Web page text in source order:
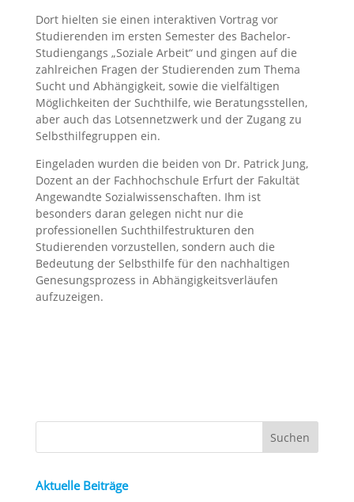
Dort hielten sie einen interaktiven Vortrag vor
Studierenden im ersten Semester des Bachelor-
Studiengangs „Soziale Arbeit“ und gingen auf die
zahlreichen Fragen der Studierenden zum Thema
Sucht und Abhängigkeit, sowie die vielfältigen
Möglichkeiten der Suchthilfe, wie Beratungsstellen,
aber auch das Lotsennetzwerk und der Zugang zu
Selbsthilfegruppen ein.
Eingeladen wurden die beiden von Dr. Patrick Jung,
Dozent an der Fachhochschule Erfurt der Fakultät
Angewandte Sozialwissenschaften. Ihm ist
besonders daran gelegen nicht nur die
professionellen Suchthilfestrukturen den
Studierenden vorzustellen, sondern auch die
Bedeutung der Selbsthilfe für den nachhaltigen
Genesungsprozess in Abhängigkeitsverläufen
aufzuzeigen.
Aktuelle Beiträge